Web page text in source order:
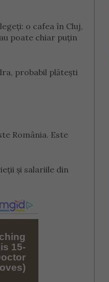
o cafea în Cluj,
poate chiar puțin
probabil plătești
România. Este
și salariile din